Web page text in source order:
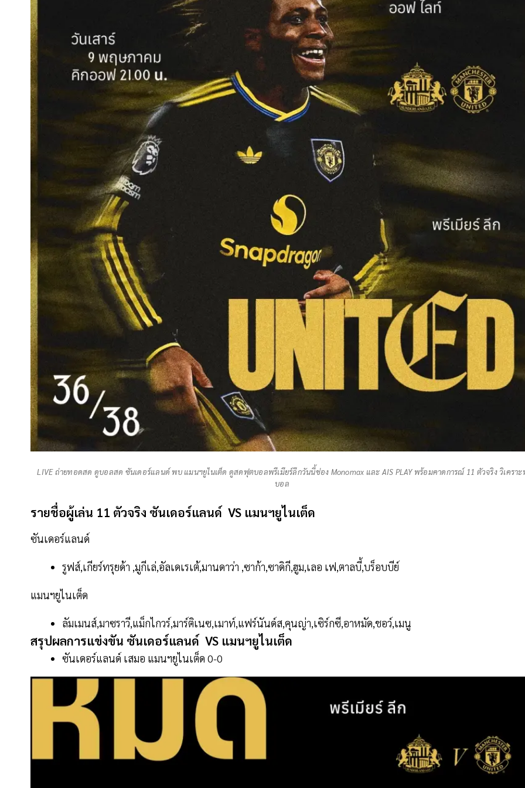
LIVE ถ่ายทอดสด ดูบอลสด ซันเดอร์แลนด์ พบ แมนฯยูไนเต็ด ดูสดฟุตบอลพรีเมียร์ลีกวันนี้ช่อง Monomax และ AIS PLAY พร้อมคาดการณ์ 11 ตัวจริง วิเคราะ
บอล
รายชื่อผู้เล่น 11 ตัวจริง ซันเดอร์แลนด์ VS แมนฯยูไนเต็ด
ซันเดอร์แลนด์
รูฟส์,เกียร์ทรุยด้า ,มูกีเล่,อัลเดเรเต้,มานดาว่า ,ซาก้า,ซาดิกี,ฮูม,เลอ เฟ,ตาลบี้,บร็อบบีย์
แมนฯยูไนเต็ด
ลัมเมนส์,มาซราวี,แม็กไกวร์,มาร์ติเนซ,เมาท์,แฟร์นันด์ส,คุนญ่า,เซิร์กซี,อาหมัด,ชอว์,เมนู
สรุปผลการแข่งขัน ซันเดอร์แลนด์ VS แมนฯยูไนเต็ด
ซันเดอร์แลนด์ เสมอ แมนฯยูไนเต็ด 0-0